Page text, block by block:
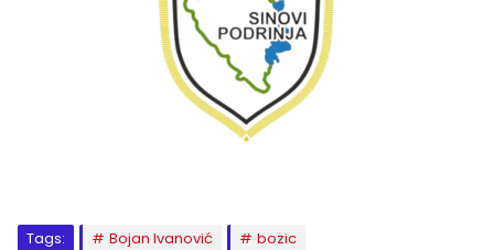
Tags: Bojan Ivanović bozic